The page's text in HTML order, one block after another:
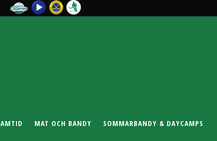
MAT OCH BANDY SOMMARBANDY & DAYCAMPS